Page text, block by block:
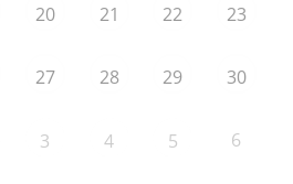
20 21 22 23
27 28 29 30
3 4 5 6